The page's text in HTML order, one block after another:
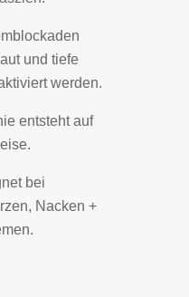
und tiefe
werden.
entsteht auf
bei
Nacken +